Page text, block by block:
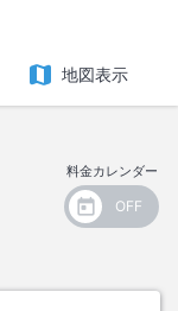
地図表示
料金カレンダー